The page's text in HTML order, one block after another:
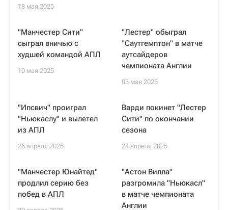
18 мая 2025
"Манчестер Сити"
сыграл вничью с
худшей командой АПЛ
10 мая 2025
"Лестер" обыграл
"Саутгемптон" в матче
аутсайдеров
чемпионата Англии
03 мая 2025
"Ипсвич" проиграл
"Ньюкаслу" и вылетел
из АПЛ
26 апреля 2025
Варди покинет "Лестер
Сити" по окончании
сезона
24 апреля 2025
"Манчестер Юнайтед"
продлил серию без
побед в АПЛ
"Астон Вилла"
разгромила "Ньюкасл"
в матче чемпионата
Англии